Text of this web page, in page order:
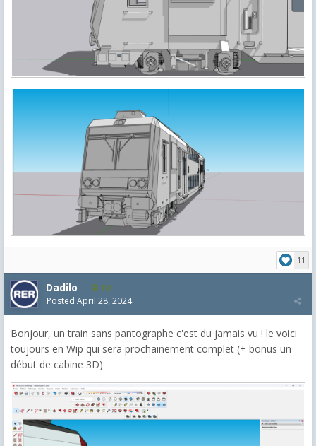
11
Dadilo 101
Posted April 28, 2024
Bonjour, un train sans pantographe c'est du jamais vu ! le voici
toujours en Wip qui sera prochainement complet (+ bonus un
début de cabine 3D)